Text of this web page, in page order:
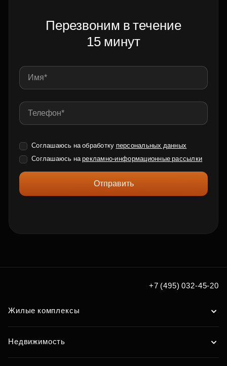
Перезвоним в течение
15 минут
Соглашаюсь на обработку персональных данных
Соглашаюсь нарекламно-информационные рассылки
Отправить
+7 (495) 032-45-20
Жилые комплексы
Недвижимость